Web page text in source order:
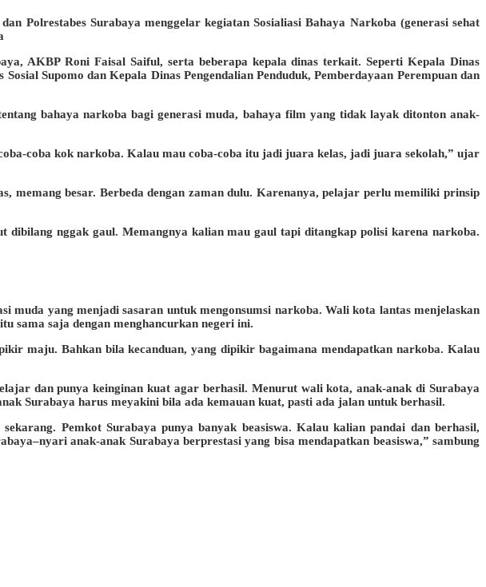
Polrestabes Surabaya menggelar kegiatan Sosialiasi Bahaya Narkoba (generasi sehat
AKBP Roni Faisal Saiful, serta beberapa kepala dinas terkait. Seperti Kepala Dinas
Supomo dan Kepala Dinas Pengendalian Penduduk, Pemberdayaan Perempuan dan
bahaya narkoba bagi generasi muda, bahaya film yang tidak layak ditonton anak-
coba kok narkoba. Kalau mau coba-coba itu jadi juara kelas, jadi juara sekolah,” ujar
memang besar. Berbeda dengan zaman dulu. Karenanya, pelajar perlu memiliki prinsip
nggak gaul. Memangnya kalian mau gaul tapi ditangkap polisi karena narkoba.
yang menjadi sasaran untuk mengonsumsi narkoba. Wali kota lantas menjelaskan
sama saja dengan menghancurkan negeri ini.
maju. Bahkan bila kecanduan, yang dipikir bagaimana mendapatkan narkoba. Kalau
dan punya keinginan kuat agar berhasil. Menurut wali kota, anak-anak di Surabaya
Surabaya harus meyakini bila ada kemauan kuat, pasti ada jalan untuk berhasil.
Pemkot Surabaya punya banyak beasiswa. Kalau kalian pandai dan berhasil,
anak-anak Surabaya berprestasi yang bisa mendapatkan beasiswa,” sambung